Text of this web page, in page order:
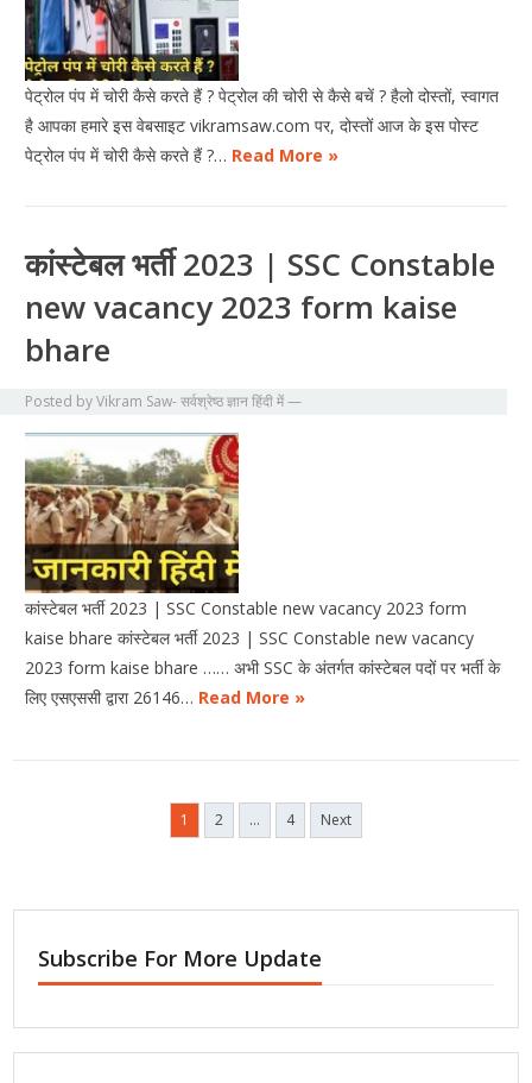
पेट्रोल पंप में चोरी कैसे करते हैं ? पेट्रोल की चोरी से कैसे बचें ? हैलो दोस्तों, स्वागत
है आपका हमारे इस वेबसाइट vikramsaw.com पर, दोस्तों आज के इस पोस्ट
पेट्रोल पंप में चोरी कैसे करते हैं ?… Read More »
कांस्टेबल भर्ती 2023 | SSC Constable
new vacancy 2023 form kaise
bhare
Posted byVikram Saw- सर्वश्रेष्ठ ज्ञान हिंदी में—
कांस्टेबल भर्ती 2023 | SSC Constable new vacancy 2023 form
kaise bhare कांस्टेबल भर्ती 2023 | SSC Constable new vacancy
2023 form kaise bhare …… अभी SSC के अंतर्गत कांस्टेबल पदों पर भर्ती के
लिए एसएससी द्वारा 26146… Read More »
1 2 … 4 Next
Subscribe For More Update